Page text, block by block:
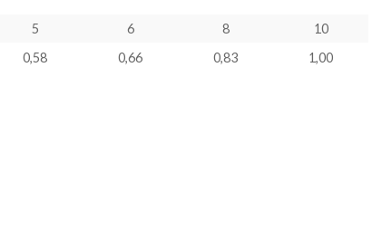
5 6 8
10
5 6 8 10
0,58 0,66 0,83 1,00